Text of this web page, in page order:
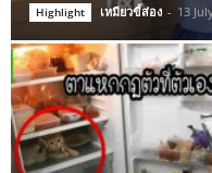
Highlight เหมียวขี้ส่อง - 13